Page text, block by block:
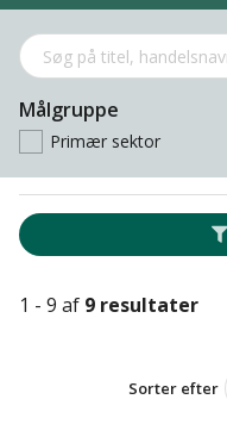
Målgruppe
Primær sektor
1 - 9 af 9 resultater
Sorter efter